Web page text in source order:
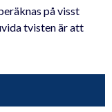
på visst
tvisten är att